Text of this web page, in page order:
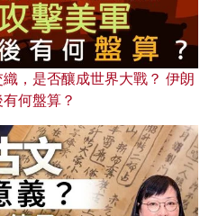
，是否釀成世界大戰？ 伊朗
何盤算？